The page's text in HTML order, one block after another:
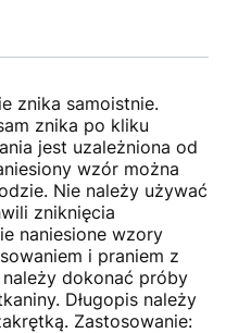
znika samoistnie.
znika po kliku
jest uzależniona od
wzór można
Nie należy używać
zniknięcia
naniesione wzory
i praniem z
dokonać próby
Długopis należy
Zastosowanie: